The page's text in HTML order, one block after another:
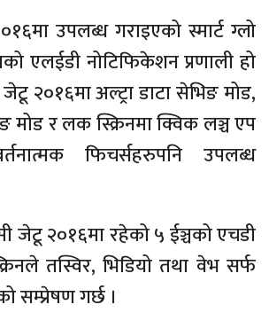
उपलब्ध गराइएको स्मार्ट ग्लो
एलईडी नोटिफिकेशन प्रणाली हो
२०१६मा अल्ट्रा डाटा सेभिङ मोड,
मोड र लक स्क्रिनमा क्विक लञ्च एप
फिचर्सहरुपनि उपलब्ध
जेटू २०१६मा रहेको ५ ईञ्चको एचडी
तस्विर, भिडियो तथा वेभ सर्फ
सम्प्रेषण गर्छ ।